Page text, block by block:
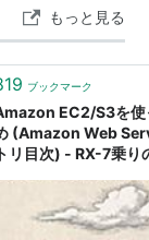
ウェア…もっと見る
ブックマーク
EC2/S3を使
(Amazon Web
トリ目次) - RX-7乗り